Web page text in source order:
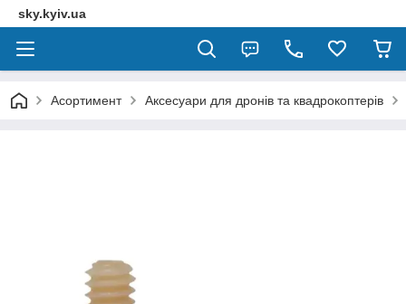
sky.kyiv.ua
Асортимент Аксесуари для дронів та квадрокоптерів